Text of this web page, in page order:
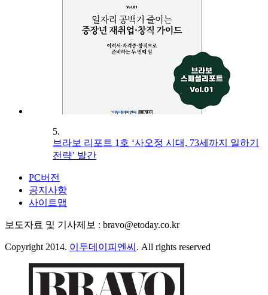
5.
브라보 리포트 1호 ‘사오정 시대, 73세까지 일하기
전략’ 발간
PC버전
공지사항
사이트맵
보도자료 및 기사제보 : bravo@etoday.co.kr
Copyright 2014. 이투데이피엔씨 . All rights reserved